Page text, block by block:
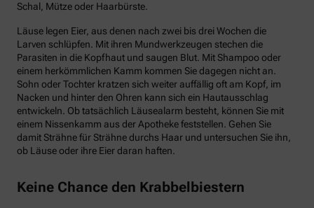
Schal, Mütze oder Haarbürste.
Läuse legen Eier, aus denen nach zwei bis drei Wochen die
Larven schlüpfen. Mit ihren Mundwerkzeugen stechen die
Parasiten in die Kopfhaut und saugen Blut. Mit Shampoo oder
einem herkömmlichen Kamm kommen Sie dagegen nicht an.
Sohn oder Tochter kratzen sich weiter auffällig oft am Kopf, im
Nacken und hinter den Ohren kann sich ein Hautausschlag
entwickeln. Ob tatsächlich Läusealarm besteht, können Sie mit
einem Nissenkamm aus der Apotheke feststellen. Gehen Sie
damit Strähne für Strähne durchs Haar und untersuchen Sie ihn,
ob Läuse oder ihre Eier daran haften.
Keine Chance den Krabbelbiestern